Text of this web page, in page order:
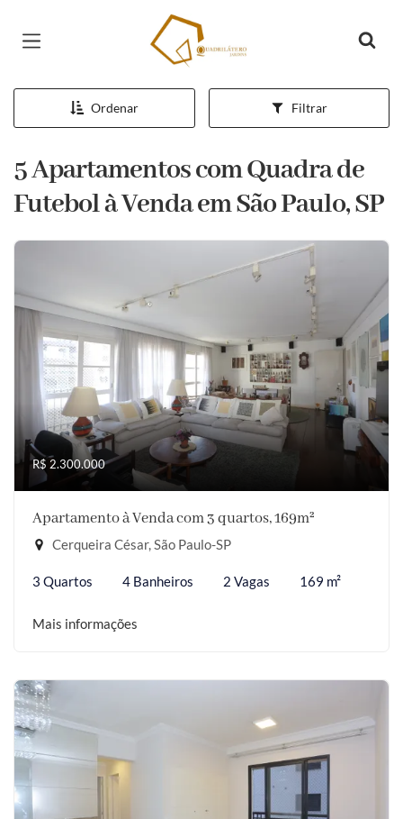
Página inicial
Ordenar Filtrar
5 Apartamentos com Quadra de
Futebol à Venda em São Paulo, SP
R$ 2.300.000
Apartamento à Venda com 3 quartos, 169m²
Cerqueira César, São Paulo-SP
3 Quartos 4 Banheiros 2 Vagas 169 m²
Mais informações